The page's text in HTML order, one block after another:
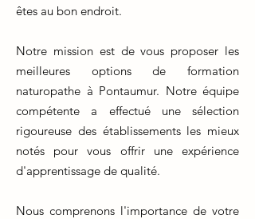
êtes au bon endroit.
Notre mission est de vous proposer les
meilleures options de formation
naturopathe à Pontaumur. Notre équipe
compétente a effectué une sélection
rigoureuse des établissements les mieux
notés pour vous offrir une expérience
d'apprentissage de qualité.
Nous comprenons l'importance de votre